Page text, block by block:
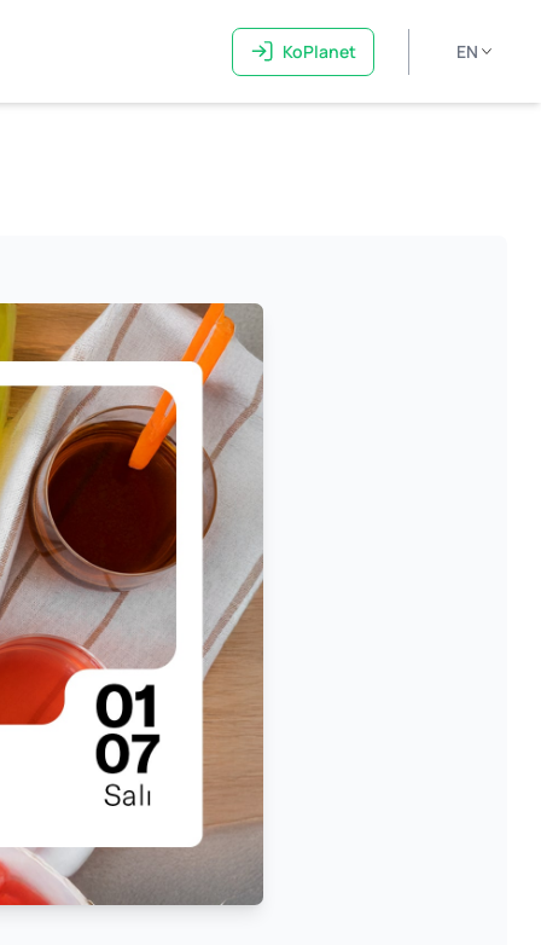
KoPlanet EN